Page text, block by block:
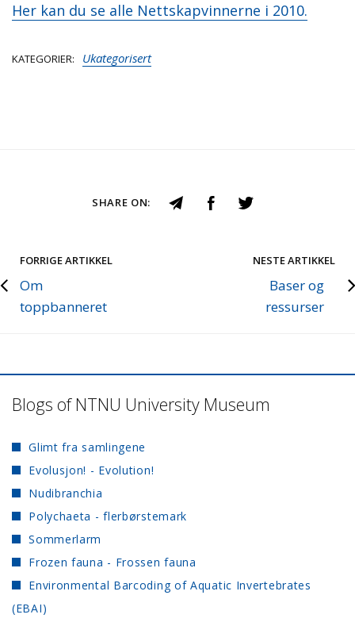
Her kan du se alle Nettskapvinnerne i 2010.
KATEGORIER Ukategorisert
SHARE ON:
FORRIGE ARTIKKEL
Om
toppbanneret
NESTE ARTIKKEL
Baser og
ressurser
Blogs of NTNU University Museum
Glimt fra samlingene
Evolusjon! - Evolution!
Nudibranchia
Polychaeta - flerbørstemark
Sommerlarm
Frozen fauna - Frossen fauna
Environmental Barcoding of Aquatic Invertebrates
(EBAI)